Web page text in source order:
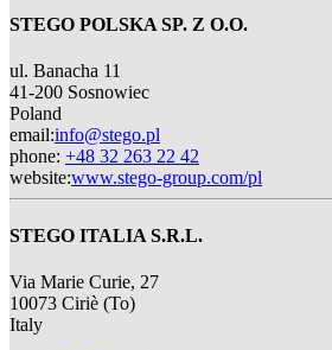
STEGO POLSKA SP. Z O.O.
ul. Banacha 11
41-200 Sosnowiec
Poland
email:info@stego.pl
phone: +48 32 263 22 42
website:www.stego-group.com/pl
STEGO ITALIA S.R.L.
Via Marie Curie, 27
10073 Ciriè (To)
Italy